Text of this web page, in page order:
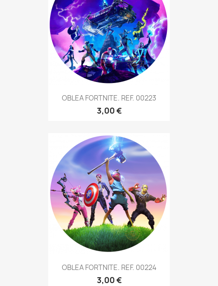
OBLEA FORTNITE. REF. 00223
3,00 €
OBLEA FORTNITE. REF. 00224
3,00 €